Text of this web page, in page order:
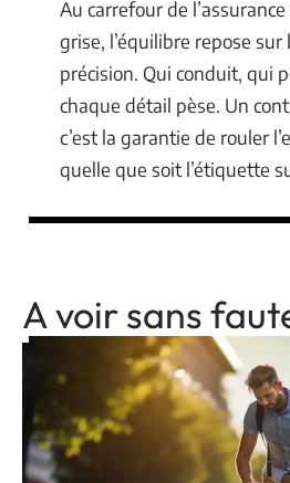
Au carrefour de
grise, l’équilibre repose sur
précision. Qui conduit, qui
chaque détail pèse. Un
c’est la garantie de rouler
quelle que soit l’étiquette
A voir sans